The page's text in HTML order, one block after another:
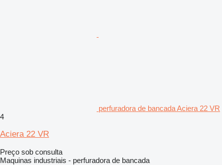
perfuradora de bancada Aciera 22 VR
4
Aciera 22 VR
Preço sob consulta
Maquinas industriais - perfuradora de bancada